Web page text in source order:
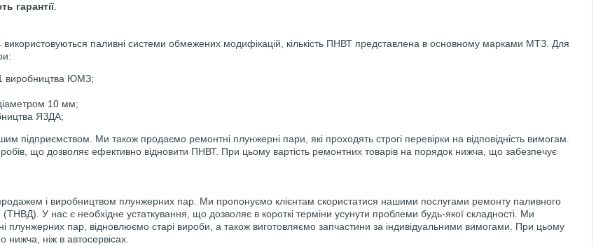
гарантії.
використовуються паливні системи обмежених модифікацій, кількість ПНВТ представлена в основному марками МТЗ. Для
виробництва ЮМЗ;
10 мм;
ЯЗДА;
підприємством. Ми також продаємо ремонтні плунжерні пари, які проходять строгі перевірки на відповідність вимогам.
що дозволяє ефективно відновити ПНВТ. При цьому вартість ремонтних товарів на порядок нижча, що забезпечує
і виробництвом плунжерних пар. Ми пропонуємо клієнтам скористатися нашими послугами ремонту паливного
У нас є необхідне устаткування, що дозволяє в короткі терміни усунути проблеми будь-якої складності. Ми
плунжерних пар, відновлюємо старі вироби, а також виготовляємо запчастини за індивідуальними вимогами. При цьому
нижча, ніж в автосервісах.